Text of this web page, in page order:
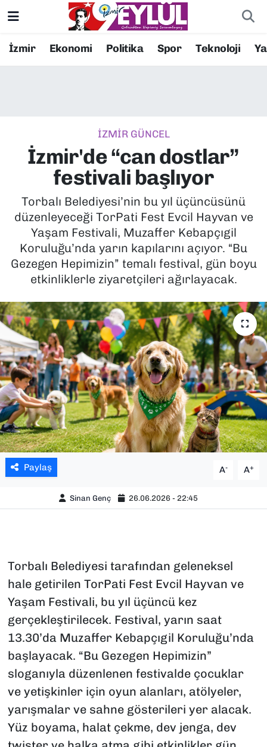
İzmir Ekonomi Politika Spor Teknoloji
İZMİR GÜNCEL
İzmir'de “can dostlar”
festivali başlıyor
Torbalı Belediyesi’nin bu yıl üçüncüsünü
düzenleyeceği TorPati Fest Evcil Hayvan ve
Yaşam Festivali, Muzaffer Kebapçıgil
Koruluğu’nda yarın kapılarını açıyor. “Bu
Gezegen Hepimizin” temalı festival, gün boyu
etkinliklerle ziyaretçileri ağırlayacak.
Paylaş A- A+
Sinan Genç 26.06.2026 - 22:45
Torbalı Belediyesi tarafından geleneksel
hale getirilen TorPati Fest Evcil Hayvan ve
Yaşam Festivali, bu yıl üçüncü kez
gerçekleştirilecek. Festival, yarın saat
13.30’da Muzaffer Kebapçıgil Koruluğu’nda
başlayacak. “Bu Gezegen Hepimizin”
sloganıyla düzenlenen festivalde çocuklar
ve yetişkinler için oyun alanları, atölyeler,
yarışmalar ve sahne gösterileri yer alacak.
Yüz boyama, halat çekme, dev jenga, dev
Resmi İlanlar
EKONOMİ
KÜLTÜR SANAT
MAGAZİN
POLİTİKA
SPOR
TEKNOLOJİ
YAŞAM
YEREL YÖNETİMLER
Konak Nöbetçi Eczaneler
Süper Lig Puan Durumu ve Fikstür
Tüm Manşetler
Son Dakika Haberleri
Haber Arşivi